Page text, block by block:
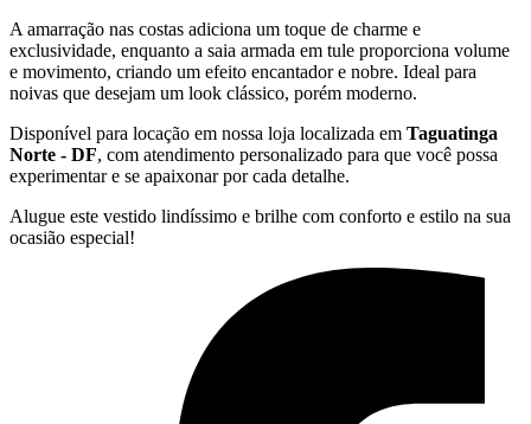
A amarração nas costas adiciona um toque de charme e
exclusividade, enquanto a saia armada em tule proporciona volume
e movimento, criando um efeito encantador e nobre. Ideal para
noivas que desejam um look clássico, porém moderno.
Disponível para locação em nossa loja localizada em Taguatinga
Norte - DF, com atendimento personalizado para que você possa
experimentar e se apaixonar por cada detalhe.
Alugue este vestido lindíssimo e brilhe com conforto e estilo na sua
ocasião especial!